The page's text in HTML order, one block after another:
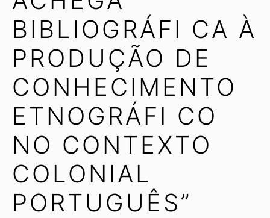
BIBLIOGRÁFI CA À
PRODUÇÃO DE
CONHECIMENTO
ETNOGRÁFI CO
NO CONTEXTO
COLONIAL
PORTUGUÊS”